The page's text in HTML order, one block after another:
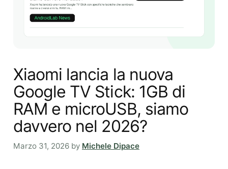
Xiaomi lancia la nuova
Google TV Stick: 1GB di
RAM e microUSB, siamo
davvero nel 2026?
Marzo 31, 2026 by Michele Dipace